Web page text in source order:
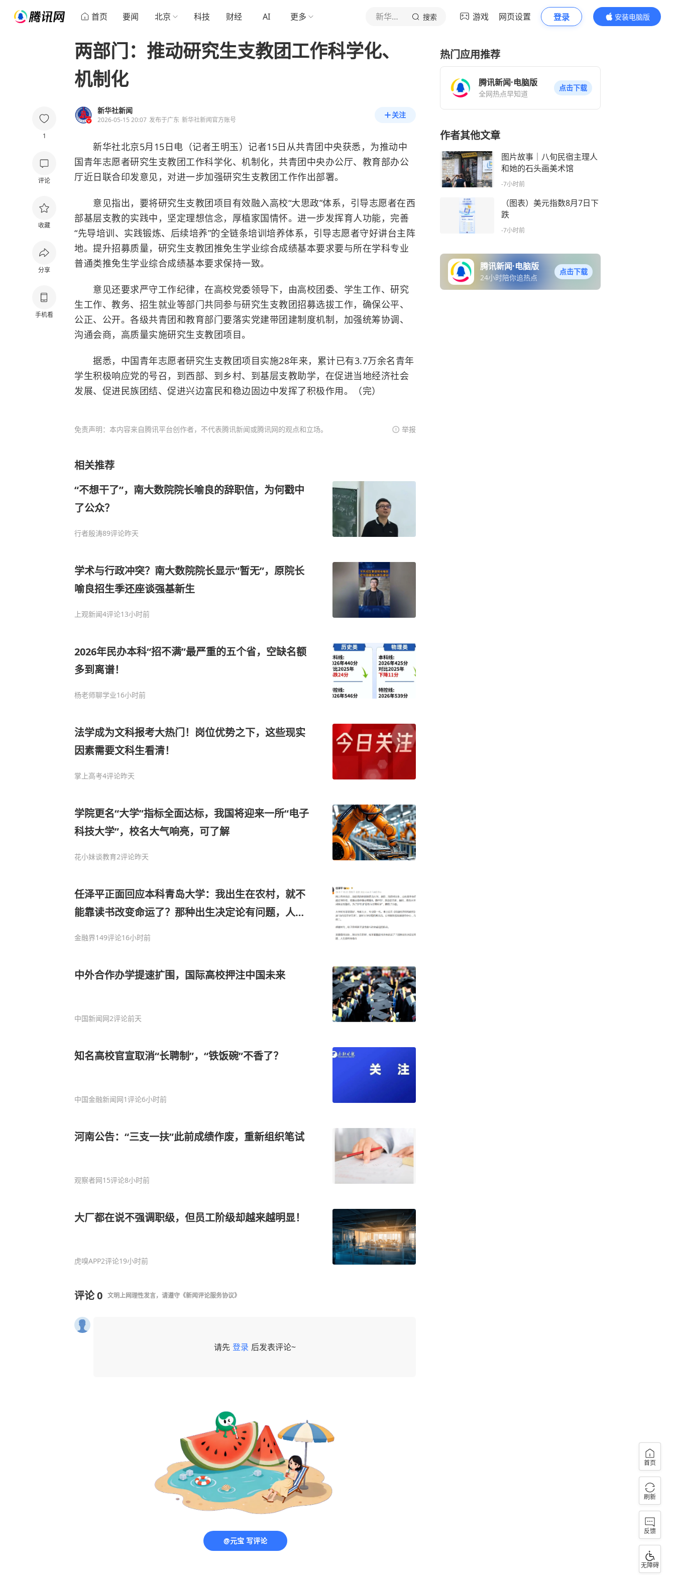
首页 要闻 北京 科技 财经 AI 更多 新华社新闻 搜索 游戏 网页设置 登录
安装电脑版
内容更精彩
1
评论
收藏
分享
手机看
两部门：推动研究生支教团工作科学化、
机制化
新华社新闻
2026-05-15 20:07 发布于广东 新华社新闻官方账号
关注
新华社北京5月15日电（记者王明玉）记者15日从共青团中央获悉，为推动中
国青年志愿者研究生支教团工作科学化、机制化，共青团中央办公厅、教育部办公
厅近日联合印发意见，对进一步加强研究生支教团工作作出部署。
意见指出，要将研究生支教团项目有效融入高校“大思政”体系，引导志愿者在西
部基层支教的实践中，坚定理想信念，厚植家国情怀。进一步发挥育人功能，完善
“先导培训、实践锻炼、后续培养”的全链条培训培养体系，引导志愿者守好讲台主阵
地。提升招募质量，研究生支教团推免生学业综合成绩基本要求要与所在学科专业
普通类推免生学业综合成绩基本要求保持一致。
意见还要求严守工作纪律，在高校党委领导下，由高校团委、学生工作、研究
生工作、教务、招生就业等部门共同参与研究生支教团招募选拔工作，确保公平、
公正、公开。各级共青团和教育部门要落实党建带团建制度机制，加强统筹协调、
沟通会商，高质量实施研究生支教团项目。
据悉，中国青年志愿者研究生支教团项目实施28年来，累计已有3.7万余名青年
学生积极响应党的号召，到西部、到乡村、到基层支教助学，在促进当地经济社会
发展、促进民族团结、促进兴边富民和稳边固边中发挥了积极作用。（完）
免责声明：本内容来自腾讯平台创作者，不代表腾讯新闻或腾讯网的观点和立场。 举报
相关推荐
“不想干了”，南大数院院长喻良的辞职信，为何戳中
了公众？
行者殷涛89评论昨天
学术与行政冲突？南大数院院长显示“暂无”，原院长
喻良招生季还座谈强基新生
上观新闻4评论13小时前
2026年民办本科“招不满”最严重的五个省，空缺名额
多到离谱！
杨老师聊学业16小时前
法学成为文科报考大热门！岗位优势之下，这些现实
因素需要文科生看清！
掌上高考4评论昨天
学院更名“大学”指标全面达标，我国将迎来一所“电子
科技大学”，校名大气响亮，可了解
花小妹谈教育2评论昨天
任泽平正面回应本科青岛大学：我出生在农村，就不
能靠读书改变命运了？那种出生决定论有问题，人生
金融界149评论16小时前
中外合作办学提速扩围，国际高校押注中国未来
中国新闻网2评论前天
知名高校官宣取消“长聘制”，“铁饭碗”不香了？
中国金融新闻网1评论6小时前
河南公告：“三支一扶”此前成绩作废，重新组织笔试
观察者网15评论8小时前
大厂都在说不强调职级，但员工阶级却越来越明显！
虎嗅APP2评论19小时前
评论0 文明上网理性发言，请遵守 《新闻评论服务协议》
请先 登录 后发表评论~
@元宝 写评论
热门应用推荐
腾讯新闻·电脑版
全网热点早知道
点击下载
作者其他文章
图片故事｜八旬民宿主理人
和她的石头画美术馆
-7小时前
（图表）美元指数8月7日下
跌
-7小时前
腾讯新闻·电脑版
24小时陪你追热点
点击下载
首页
刷新
反馈
无障碍